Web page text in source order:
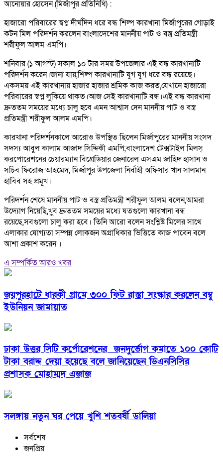
আনোয়ার হোসেন (মির্জাপুর প্রতিনিধি) :
হাজারো পরিবারের স্বপ্ন দীর্ঘদিন ধরে বন্ধ শিল্প কারখানা মির্জাপুরের গোড়াই
কটন মিল পরিদর্শন করলেন বাংলাদেশের মাননীয় পাট ও বস্ত্র প্রতিমন্ত্রী
শরীফুল আলম এমপি।
শনিবার (১ আগস্ট) সকাল ১০ টার সময় উপজেলার এই বন্ধ কারখানাটি
পরিদর্শন করেন।জানা যায়,শিল্প কারখানাটি যুগ যুগ ধরে বন্ধ রয়েছে।
একসময় এই কারখানায় হাজার হাজার শ্রমিক কাজ করত,যেখানে হাজারো
পরিবারের স্বপ্ন লুকিয়ে থাকত।আজ সেই কারখানাটি বন্ধ।এই বন্ধ কারখানা
দ্রুততম সময়ের মধ্যে চালু হবে এমন আশ্বাস দেন মাননীয় পাট ও বস্ত্র
প্রতিমন্ত্রী শরীফুল আলম এমপি।
কারখানা পরিদর্শনকালে আরোও উপস্থিত ছিলেন মির্জাপুরের মাননীয় সংসদ
সদস্য আবুল কালাম আজাদ সিদ্দিকী এমপি,বাংলাদেশ টেক্সটাইল মিলস্
করপোরেশনের চেয়ারম্যান বিগ্রেডিয়ার জেনারেল এসএম জাহিদ হাসান ও
সচিব ফিরোজ আহমেদ, মির্জাপুর উপজেলা নির্বাহী অফিসার খান সালমান
হাবিব সহ প্রমূখ।
পরিদর্শন শেষে মাননীয় পাট ও বস্ত্র প্রতিমন্ত্রী শরীফুল আলম বলেন,আমরা
উদ্যোগ নিয়েছি,খুব দ্রুততম সময়ের মধ্যে যতগুলো কারখানা বন্ধ
রয়েছে,সবগুলো চালু করা হবে। তিনি আরো বলেন সংশ্লিষ্ট মিলের সাথে
এলাকার যোগ্যতা সম্পন্ন লোকজন অগ্রাধিকার ভিত্তিতে কাজ পাবেন বলে
আশা প্রকাশ করেন ।
এ সম্পর্কিত আরও খবর
জয়পুরহাটে ধারকী গ্রামে ৩০০ ফিট রাস্তা সংস্কার করলেন বম্বু
ইউনিয়ন জামায়াত
ঢাকা উত্তর সিটি কর্পোরেশনের জনদুর্ভোগ কমাতে ১০০ কোটি
টাকা বরাদ্দ দেয়া হয়েছে বলে জানিয়েছেন ডিএনসিসির
প্রশাসক মোহাম্মদ এজাজ
সলঙ্গায় নতুন ঘর পেয়ে খুশি শতবর্ষী ডালিয়া
সর্বশেষ
জনপ্রিয়